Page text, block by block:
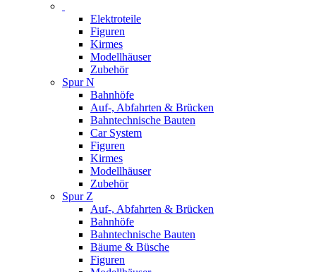
Elektroteile
Figuren
Kirmes
Modellhäuser
Zubehör
Spur N
Bahnhöfe
Auf-, Abfahrten & Brücken
Bahntechnische Bauten
Car System
Figuren
Kirmes
Modellhäuser
Zubehör
Spur Z
Auf-, Abfahrten & Brücken
Bahnhöfe
Bahntechnische Bauten
Bäume & Büsche
Figuren